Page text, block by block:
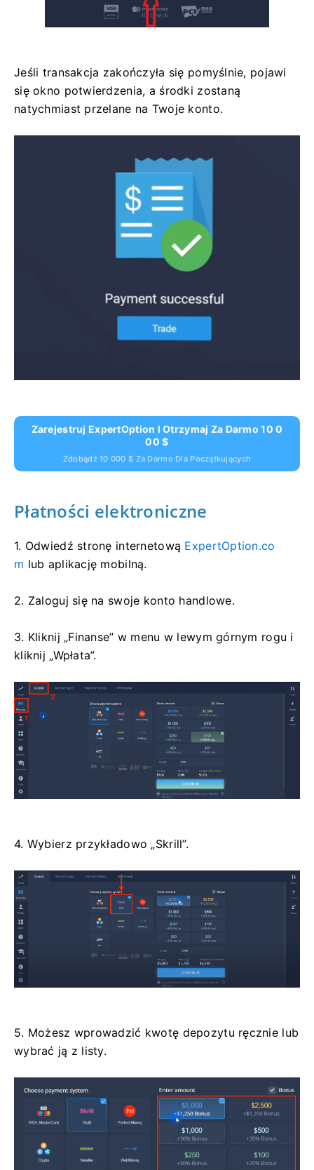
Jeśli transakcja zakończyła się pomyślnie, pojawi
się okno potwierdzenia, a środki zostaną
natychmiast przelane na Twoje konto.
Zarejestruj ExpertOption I Otrzymaj Za Darmo 10 0
00 $
Zdobądź 10 000 $ Za Darmo Dla Początkujących
Płatności elektroniczne
1. Odwiedź stronę internetową ExpertOption.co
m lub aplikację mobilną.
2. Zaloguj się na swoje konto handlowe.
3. Kliknij „Finanse” w menu w lewym górnym rogu i
kliknij „Wpłata”.
4. Wybierz przykładowo „Skrill”.
5. Możesz wprowadzić kwotę depozytu ręcznie lub
wybrać ją z listy.